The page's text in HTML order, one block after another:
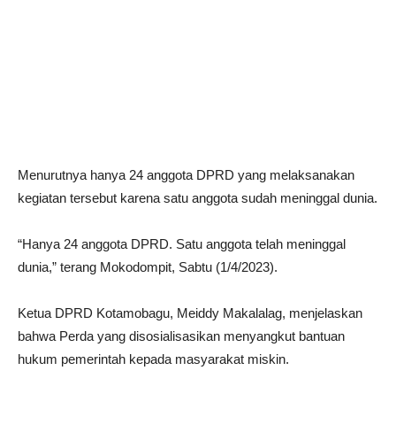
Menurutnya hanya 24 anggota DPRD yang melaksanakan
kegiatan tersebut karena satu anggota sudah meninggal dunia.
“Hanya 24 anggota DPRD. Satu anggota telah meninggal
dunia,” terang Mokodompit, Sabtu (1/4/2023).
Ketua DPRD Kotamobagu, Meiddy Makalalag, menjelaskan
bahwa Perda yang disosialisasikan menyangkut bantuan
hukum pemerintah kepada masyarakat miskin.